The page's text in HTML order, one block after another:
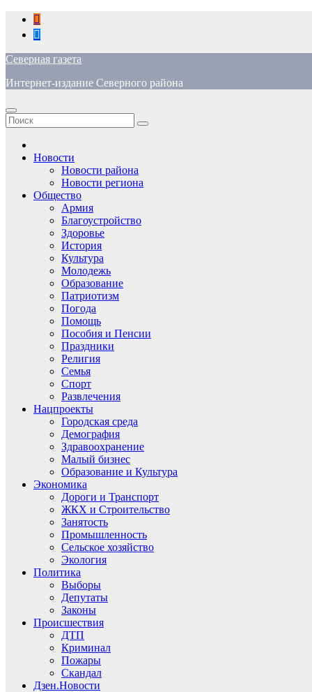
Перейти
содержимому
Северная газета
Интернет-издание Северного района
Новости
Новости района
Новости региона
Общество
Армия
Благоустройство
Здоровье
История
Культура
Молодежь
Образование
Патриотизм
Погода
Помощь
Пособия и Пенсии
Праздники
Религия
Семья
Спорт
Развлечения
Нацпроекты
Городская среда
Демография
Здравоохранение
Малый бизнес
Образование и Культура
Экономика
Дороги и Транспорт
ЖКХ и Строительство
Занятость
Промышленность
Сельское хозяйство
Экология
Политика
Выборы
Депутаты
Законы
Происшествия
ДТП
Криминал
Пожары
Скандал
Дзен.Новости